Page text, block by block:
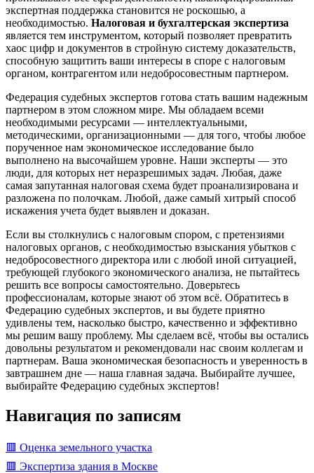
экспертная поддержка становится не роскошью, а
необходимостью. Налоговая и бухгалтерская экспертиза
является тем инструментом, который позволяет превратить
хаос цифр и документов в стройную систему доказательств,
способную защитить ваши интересы в споре с налоговым
органом, контрагентом или недобросовестным партнером.
Федерация судебных экспертов готова стать вашим надежным
партнером в этом сложном мире. Мы обладаем всеми
необходимыми ресурсами — интеллектуальными,
методическими, организационными — для того, чтобы любое
порученное нам экономическое исследование было
выполнено на высочайшем уровне. Наши эксперты — это
люди, для которых нет неразрешимых задач. Любая, даже
самая запутанная налоговая схема будет проанализирована и
разложена по полочкам. Любой, даже самый хитрый способ
искажения учета будет выявлен и доказан.
Если вы столкнулись с налоговым спором, с претензиями
налоговых органов, с необходимостью взыскания убытков с
недобросовестного директора или с любой иной ситуацией,
требующей глубокого экономического анализа, не пытайтесь
решить все вопросы самостоятельно. Доверьтесь
профессионалам, которые знают об этом всё. Обратитесь в
Федерацию судебных экспертов, и вы будете приятно
удивлены тем, насколько быстро, качественно и эффективно
мы решим вашу проблему. Мы сделаем всё, чтобы вы остались
довольны результатом и рекомендовали нас своим коллегам и
партнерам. Ваша экономическая безопасность и уверенность в
завтрашнем дне — наша главная задача. Выбирайте лучшее,
выбирайте Федерацию судебных экспертов!
Навигация по записям
🟥 Оценка земельного участка
🟥 Экспертиза здания в Москве